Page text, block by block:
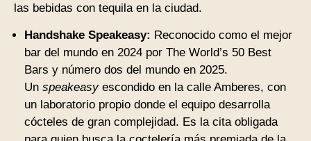
las bebidas con tequila en la ciudad.
Handshake Speakeasy: Reconocido como el mejor
bar del mundo en 2024 por The World’s 50 Best
Bars y número dos del mundo en 2025.
Un speakeasyescondido en la calle Amberes, con
un laboratorio propio donde el equipo desarrolla
cócteles de gran complejidad. Es la cita obligada